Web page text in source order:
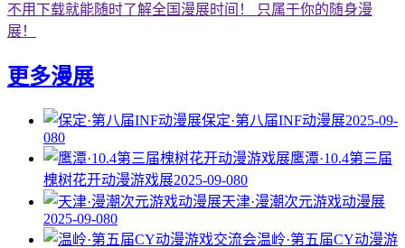
不用下载就能随时了解全国漫展时间！ 只属于你的随身漫
展！
更多漫展
保定·第八届INF动漫展2025-09-
080
鹰潭·10.4第三届
槐树花开动漫游戏展2025-09-080
天津·漫潮次元游戏动漫展
2025-09-080
温岭·第五届CY动漫游